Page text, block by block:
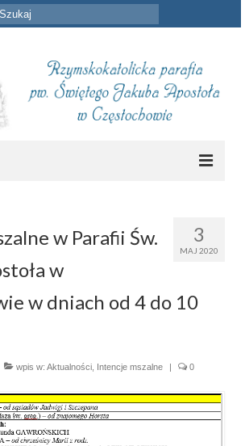
duszpasterskie
3
MAJ 2020
w Parafii Św.
w
w dniach od 4 do 10
wpis w: Aktualności Intencje mszalne 0